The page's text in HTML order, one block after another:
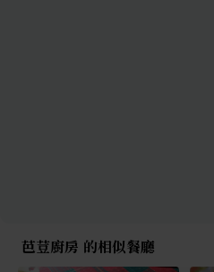
芭荳廚房 的相似餐廳